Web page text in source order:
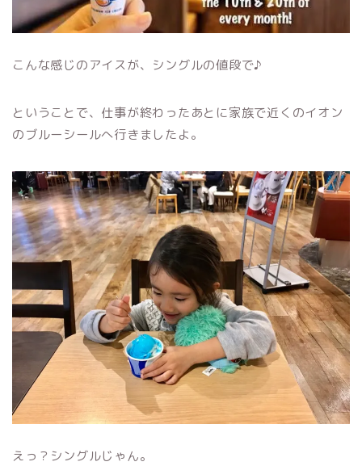
こんな感じのアイスが、シングルの値段で♪
ということで、仕事が終わったあとに家族で近くのイオン
のブルーシールへ行きましたよ。
えっ？シングルじゃん。